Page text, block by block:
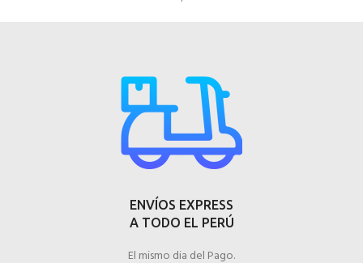
ENVÍOS EXPRESS
A TODO EL PERÚ
El mismo dia del Pago.